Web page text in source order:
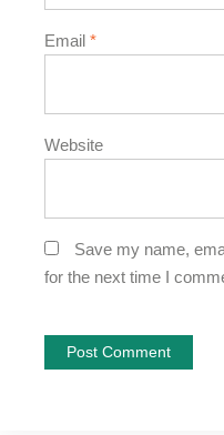
Email *
Website
Save my name,
for the next time I